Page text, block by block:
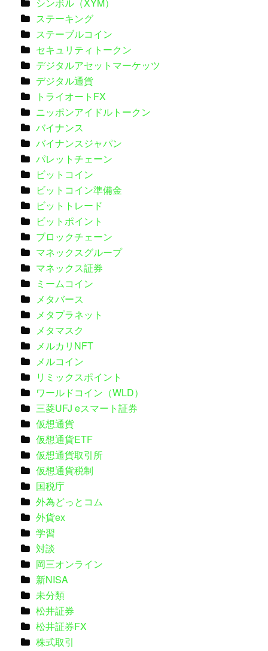
シンボル（XYM）
ステーキング
ステーブルコイン
セキュリティトークン
デジタルアセットマーケッツ
デジタル通貨
トライオートFX
ニッポンアイドルトークン
バイナンス
バイナンスジャパン
パレットチェーン
ビットコイン
ビットコイン準備金
ビットトレード
ビットポイント
ブロックチェーン
マネックスグループ
マネックス証券
ミームコイン
メタバース
メタプラネット
メタマスク
メルカリNFT
メルコイン
リミックスポイント
ワールドコイン（WLD）
三菱UFJ eスマート証券
仮想通貨
仮想通貨ETF
仮想通貨取引所
仮想通貨税制
国税庁
外為どっとコム
外貨ex
学習
対談
岡三オンライン
新NISA
未分類
松井証券
松井証券FX
株式取引